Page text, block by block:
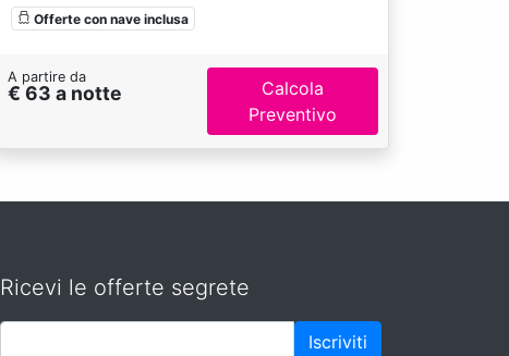
Offerte con nave inclusa
A partire da
€ 63 a notte
Calcola
Preventivo
Ricevi le offerte segrete
Iscriviti